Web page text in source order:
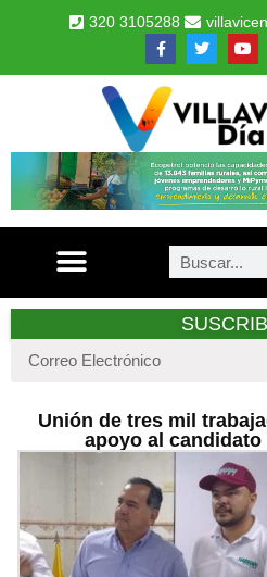
320 3105288
Unión de tres mil
apoyo al candidato